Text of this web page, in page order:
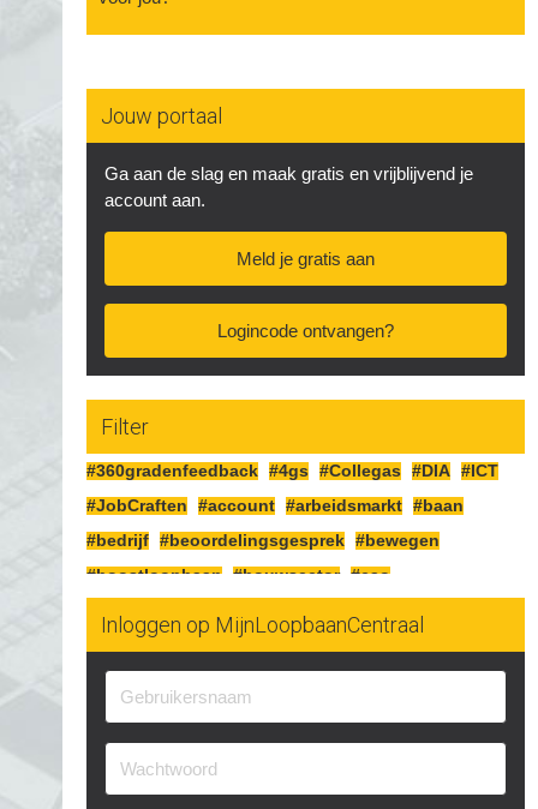
Jouw portaal
Ga aan de slag en maak gratis en vrijblijvend je
account aan.
Meld je gratis aan
Logincode ontvangen?
Filter
#360gradenfeedback #4gs #Collegas #DIA #ICT
#JobCraften
#account #arbeidsmarkt #baan
#bedrijf #beoordelingsgesprek #bewegen
#boostloopbaan #bouwsector #cao
#doorgaan
#experimenteren
#financiën
Inloggen op MijnLoopbaanCentraal